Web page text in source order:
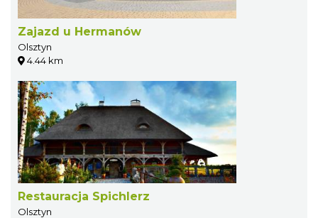
Zajazd u Hermanów
Olsztyn
4.44 km
Restauracja Spichlerz
Olsztyn